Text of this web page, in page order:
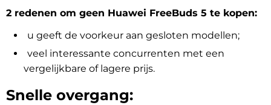
2 redenen om geen Huawei FreeBuds 5 te kopen:
u geeft de voorkeur aan gesloten modellen;
veel interessante concurrenten met een
vergelijkbare of lagere prijs.
Snelle overgang: